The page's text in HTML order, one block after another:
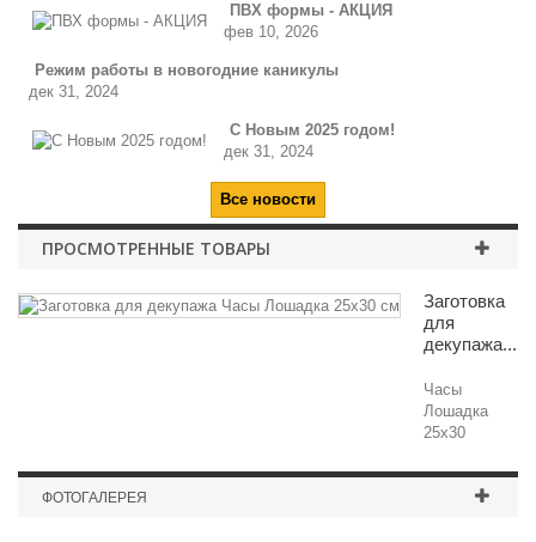
ПВХ формы - АКЦИЯ
фев 10, 2026
Режим работы в новогодние каникулы
дек 31, 2024
С Новым 2025 годом!
дек 31, 2024
Все новости
ПРОСМОТРЕННЫЕ ТОВАРЫ
Заготовка
для
декупажа...
Часы
Лошадка
25х30
ФОТОГАЛЕРЕЯ